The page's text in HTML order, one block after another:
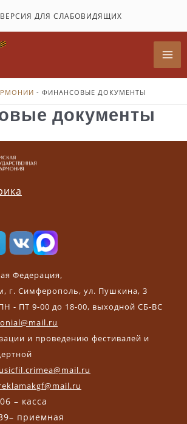
ВЕРСИЯ ДЛЯ СЛАБОВИДЯЩИХ
- ФИНАНСОВЫЕ ДОКУМЕНТЫ
документы
Федерация,
г. Симферополь, ул. Пушкина, 3
- ПТ 9-00 до 18-00, выходной СБ-ВС
и проведению фестивалей и
– касса
приемная